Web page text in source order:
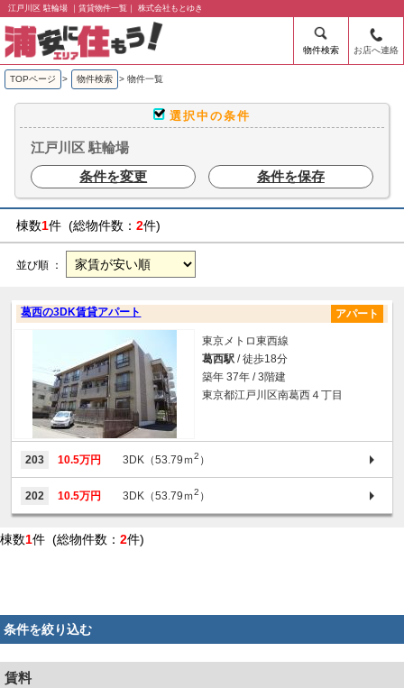
江戸川区 駐輪場 ｜賃貸物件一覧｜ 株式会社もとゆき
物件検索 お店へ連絡
TOPページ > 物件検索 > 物件一覧
選択中の条件
江戸川区 駐輪場
条件を変更
条件を保存
棟数1件 (総物件数： 2件)
並び順 ：
葛西の3DK賃貸アパート アパート
東京メトロ東西線
葛西駅 / 徒歩18分
築年 37年 / 3階建
東京都江戸川区南葛西４丁目
203 10.5万円 3DK（53.79ｍ2 ）
202 10.5万円 3DK（53.79ｍ2 ）
棟数1件 (総物件数： 2件)
条件を絞り込む
賃料